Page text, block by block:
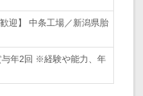
迎】 中条工場／新潟県胎
与年2回 ※経験や能力、年